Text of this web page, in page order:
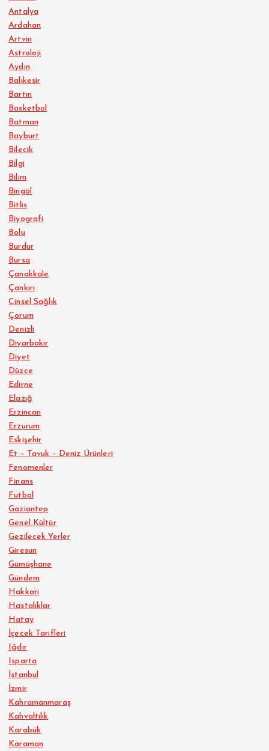
Antalya
Ardahan
Artvin
Astroloji
Aydın
Balıkesir
Bartın
Basketbol
Batman
Bayburt
Bilecik
Bilgi
Bilim
Bingöl
Bitlis
Biyografi
Bolu
Burdur
Bursa
Çanakkale
Çankırı
Cinsel Sağlık
Çorum
Denizli
Diyarbakır
Diyet
Düzce
Edirne
Elazığ
Erzincan
Erzurum
Eskişehir
Et – Tavuk – Deniz Ürünleri
Fenomenler
Finans
Futbol
Gaziantep
Genel Kültür
Gezilecek Yerler
Giresun
Gümüşhane
Gündem
Hakkari
Hastalıklar
Hatay
İçecek Tarifleri
Iğdır
Isparta
İstanbul
İzmir
Kahramanmaraş
Kahvaltılık
Karabük
Karaman